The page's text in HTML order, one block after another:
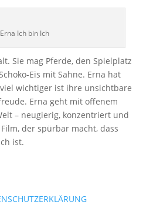
Erna Ich bin Ich
Sie mag Pferde, den Spielplatz
Eis mit Sahne. Erna hat
wichtiger ist ihre unsichtbare
Erna geht mit offenem
– neugierig, konzentriert und
der spürbar macht, dass
ist.